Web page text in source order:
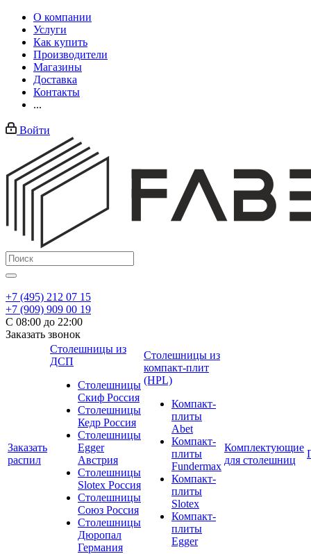
О компании
Услуги
Как купить
Производители
Магазины
Доставка
Контакты
...
Войти
+7 (495) 212 07 15
+7 (909) 909 00 19
С 08:00 до 22:00
Заказать звонок
Заказать
распил
Столешницы из
ДСП
Столешницы
Скиф Россия
Столешницы
Кедр Россия
Столешницы
Egger
Австрия
Столешницы
Slotex Россия
Столешницы
Союз Россия
Столешницы
Дюропал
Германия
Столешницы из
компакт-плит
(HPL)
Компакт-
плиты
Abet
Компакт-
плиты
Fundermax
Компакт-
плиты
Slotex
Компакт-
плиты
Egger
Комплектующие
для столешниц